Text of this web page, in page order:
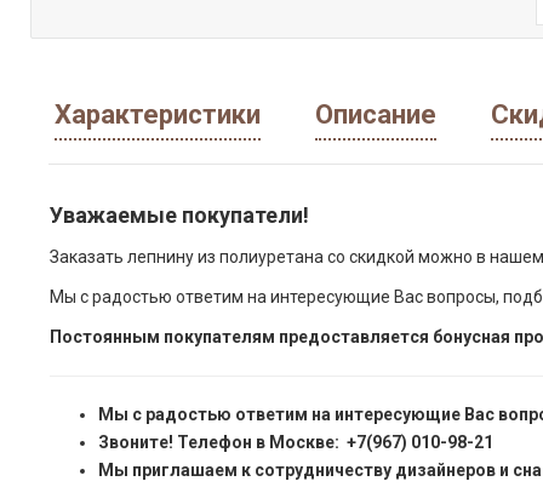
Характеристики Описание
Уважаемые покупатели!
Заказать лепнину из полиуретана со скидкой можно в
Мы с радостью ответим на интересующие Вас вопросы,
Постоянным покупателям предоставляется бонусная
Мы с радостью ответим на интересующие Вас
Звоните! Телефон в Москве: +7(967) 010-98-21
Мы приглашаем к сотрудничеству дизайнеров и